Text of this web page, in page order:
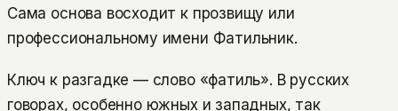
Сама основа восходит к прозвищу или
профессиональному имени Фатильник.
Ключ к разгадке — слово «фатиль». В русских
говорах, особенно южных и западных, так